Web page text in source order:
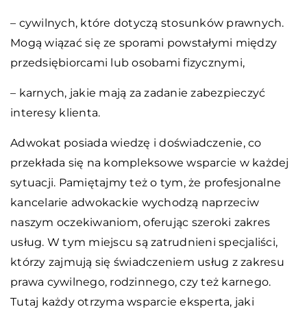
– cywilnych, które dotyczą stosunków prawnych.
Mogą wiązać się ze sporami powstałymi między
przedsiębiorcami lub osobami fizycznymi,
– karnych, jakie mają za zadanie zabezpieczyć
interesy klienta.
Adwokat posiada wiedzę i doświadczenie, co
przekłada się na kompleksowe wsparcie w każdej
sytuacji. Pamiętajmy też o tym, że profesjonalne
kancelarie adwokackie wychodzą naprzeciw
naszym oczekiwaniom, oferując szeroki zakres
usług. W tym miejscu są zatrudnieni specjaliści,
którzy zajmują się świadczeniem usług z zakresu
prawa cywilnego, rodzinnego, czy też karnego.
Tutaj każdy otrzyma wsparcie eksperta, jaki